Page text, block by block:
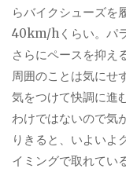
らバイクシューズを
40km/h くらい。パ
さらにペースを抑え
周囲のことは気にせ
気をつけて快調に進
わけではないので気
りきると、いよいよ
イミングで取れてい